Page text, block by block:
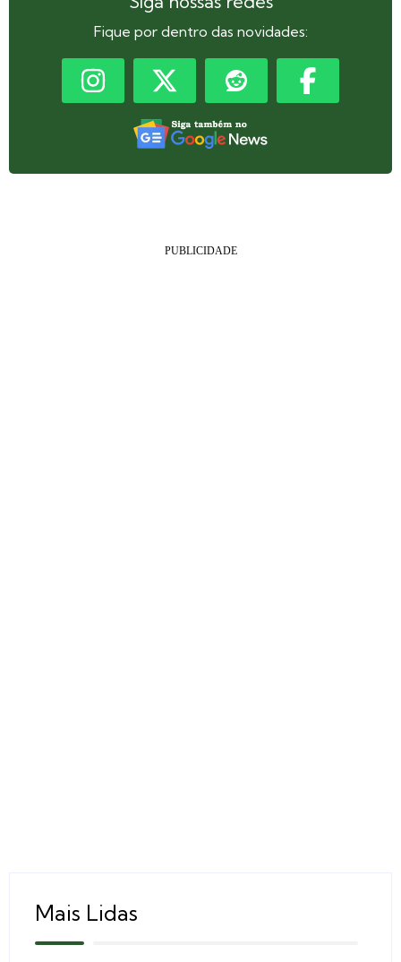
Fique por dentro das novidades:
Mais Lidas